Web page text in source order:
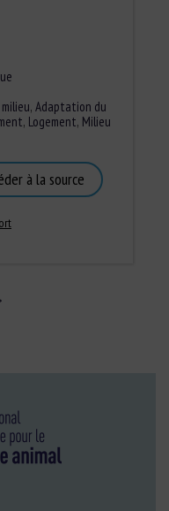
, Adaptation du
, Logement, Milieu
à la source